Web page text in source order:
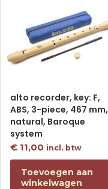
alto recorder, key: F,
ABS, 3-piece, 467 mm,
natural, Baroque
system
€ 11,00 incl. btw
Toevoegen aan
winkelwagen